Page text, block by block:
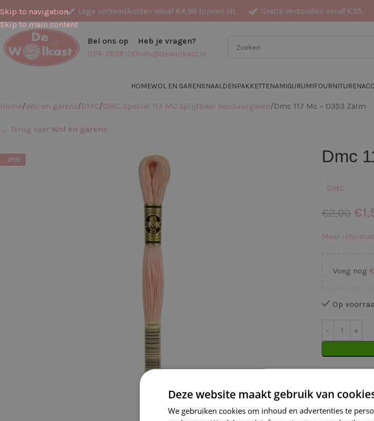
Skip to navigation
Skip to main content
Lage verzendkosten vanaf €4,99 binnen NL Gratis verzonden vanaf €55,-
Bel ons op
074-7858100
Heb je vragen?
info@dewolkast.nl
HOMEWOL EN GARENSNAALDENPAKKETTENAMIGURUMIFOURNITUREN
Home Wol en garens DMC DMC Special 117 MC splijtbaar borduurgaren Dmc 117 Mc – 0353 Zalm
← Terug naar Wol en garens
-25% Dmc
DMC
€2,00 €
Meer
Voeg nog €
Op
Gratis
Deze website maakt gebruik van
We gebruiken cookies om inhoud en advertenties te